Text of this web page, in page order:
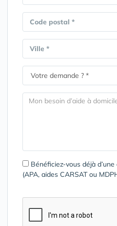
Code postal *
Ville *
Bénéficiez-vous déjà
(APA, aides CARSAT ou